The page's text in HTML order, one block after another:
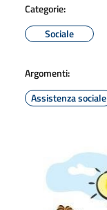
Categorie:
Sociale
Argomenti:
Assistenza sociale